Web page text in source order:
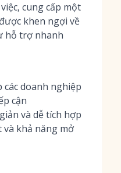
cung cấp một
khen ngợi về
hỗ trợ nhanh
các doanh nghiệp
cận
và dễ tích hợp
khả năng mở